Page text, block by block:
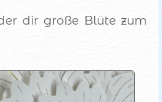
dir große Blüte zum